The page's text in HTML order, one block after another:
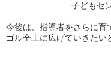
子どもセ
今後は、指導者をさらに育
ゴル全土に広げていきたい